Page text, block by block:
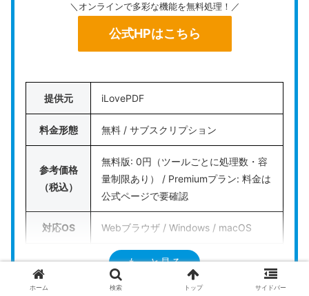
注意点として、無料プランでは「1日に2タスクま
で」の利用回数制限が設けられています。ビジネス
検討してください。
出張先やPCのインストール制限がある環境から、
Webブラウザ経由で手軽にスピード編集を行いたい
方におすすめのオンラインツールです。
公式HPはこちら
＼オンラインで多彩な機能を無料処理！／
公式HPはこちら
提供元 iLovePDF
料金形態 無料 / サブスクリプション
参考価格
（税込）
無料版: 0円（ツールごとに処理数・容
量制限あり） / Premiumプラン: 料金は
公式ページで要確認
対応OS Webブラウザ / Windows / macOS
直接編集
直接編集: 非対応（注釈追加のみ） / O
CR: 対応（Premiumのみ）
もっと見る
ホーム 検索 トップ サイドバー